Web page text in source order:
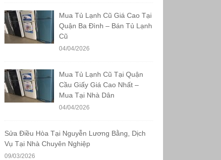
Mua Tủ Lạnh Cũ Giá Cao Tại
Quận Ba Đình – Bán Tủ Lạnh
Cũ
04/04/2026
Mua Tủ Lạnh Cũ Tại Quận
Cầu Giấy Giá Cao Nhất –
Mua Tại Nhà Dân
04/04/2026
Sửa Điều Hòa Tại Nguyễn Lương Bằng, Dịch
Vụ Tại Nhà Chuyên Nghiệp
09/03/2026